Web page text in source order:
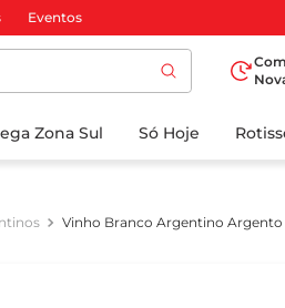
Eventos
Zona Sul Só Hoje
Vinho Branco Argentino